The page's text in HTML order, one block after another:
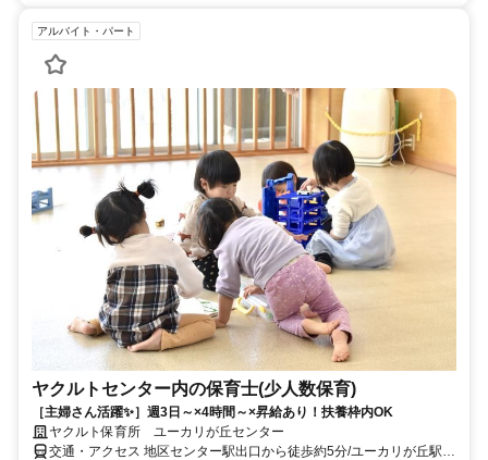
アルバイト・パート
ヤクルトセンター内の保育士(少人数保育)
［主婦さん活躍✨］週3日～×4時間～×昇給あり！扶養枠内OK
ヤクルト保育所 ユーカリが丘センター
交通・アクセス 地区センター駅出口から徒歩約5分/ユーカリが丘駅出